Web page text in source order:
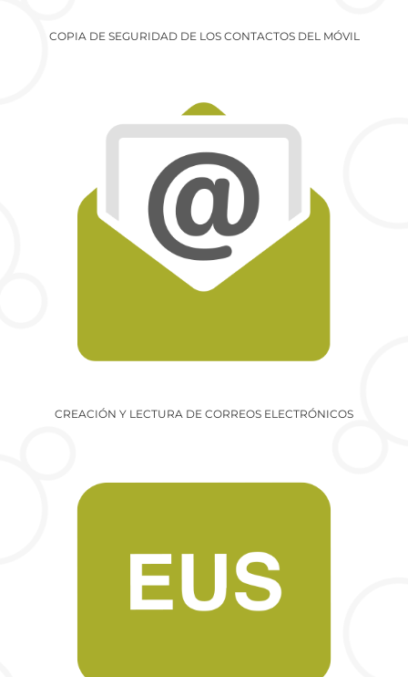
COPIA DE SEGURIDAD DE LOS CONTACTOS DEL MÓVIL
CREACIÓN Y LECTURA DE CORREOS ELECTRÓNICOS